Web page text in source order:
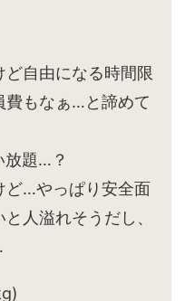
自由になる時間限
費もなぁ…と諦めて
放題…？
ど…やっぱり安全面
人溢れそうだし、